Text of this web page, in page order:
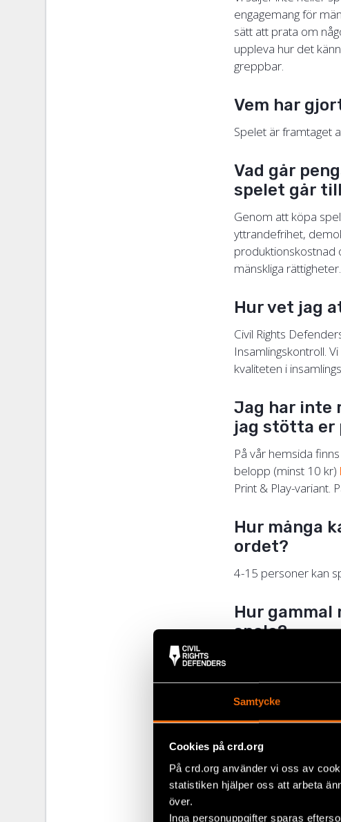
Samtycke
Cookies på crd.org
På crd.org använder vi oss av
statistiken hjälper oss att arbeta
över.
Inga personuppgifter sparas
engagemang för
sätt att prata om
uppleva hur det
greppbar.
Vem har
Spelet är framtaget
Vad går
spelet går
Genom att köpa
yttrandefrihet,
produktionskostnad
mänskliga rättigheter.
Hur vet jag
Civil Rights
Insamlingskontroll.
kvaliteten i
Jag har inte
jag stötta er
På vår hemsida
belopp (minst 10 kr)
Print & Play-variant.
Hur många
ordet?
4-15 personer kan
Hur gammal
spela?
Precis som med alla
man väl spelat det